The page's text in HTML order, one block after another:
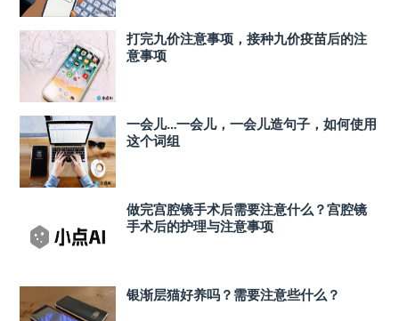
打完九价注意事项，接种九价疫苗后的注
意事项
一会儿…一会儿，一会儿造句子，如何使用
这个词组
做完宫腔镜手术后需要注意什么？宫腔镜
手术后的护理与注意事项
银渐层猫好养吗？需要注意些什么？